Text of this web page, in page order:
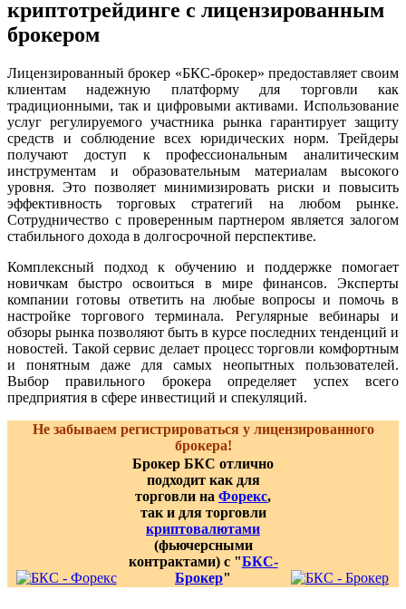
криптотрейдинге с лицензированным
брокером
Лицензированный брокер «БКС-брокер» предоставляет своим
клиентам надежную платформу для торговли как
традиционными, так и цифровыми активами. Использование
услуг регулируемого участника рынка гарантирует защиту
средств и соблюдение всех юридических норм. Трейдеры
получают доступ к профессиональным аналитическим
инструментам и образовательным материалам высокого
уровня. Это позволяет минимизировать риски и повысить
эффективность торговых стратегий на любом рынке.
Сотрудничество с проверенным партнером является залогом
стабильного дохода в долгосрочной перспективе.
Комплексный подход к обучению и поддержке помогает
новичкам быстро освоиться в мире финансов. Эксперты
компании готовы ответить на любые вопросы и помочь в
настройке торгового терминала. Регулярные вебинары и
обзоры рынка позволяют быть в курсе последних тенденций и
новостей. Такой сервис делает процесс торговли комфортным
и понятным даже для самых неопытных пользователей.
Выбор правильного брокера определяет успех всего
предприятия в сфере инвестиций и спекуляций.
Не забываем регистрироваться у лицензированного
брокера!
Брокер БКС отлично
подходит как для
торговли на Форекс,
так и для торговли
криптовалютами
(фьючерсными
контрактами) с "БКС-
Брокер"